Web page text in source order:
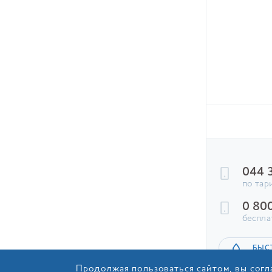
044
по
0
Продолжая пользоваться сайтом, вы